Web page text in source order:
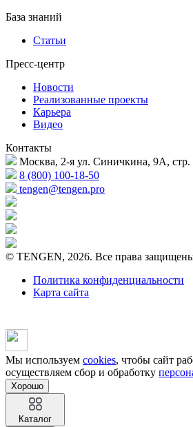
База знаний
Статьи
Пресс-центр
Новости
Реализованные проекты
Карьера
Видео
Контакты
Москва, 2-я ул. Синичкина, 9А, стр.
8 (800) 100-18-50
tengen@tengen.pro
© TENGEN, 2026. Все права
Политика конфиденциальности
Карта сайта
Мы используем cookies, чтобы сайт
осуществляем сбор и обработку
Хорошо
Каталог